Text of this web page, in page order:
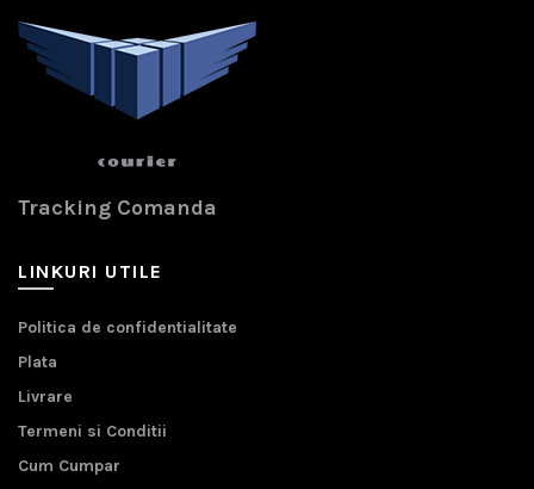
Tracking Comanda
LINKURI UTILE
Politica de confidentialitate
Plata
Livrare
Termeni si Conditii
Cum Cumpar